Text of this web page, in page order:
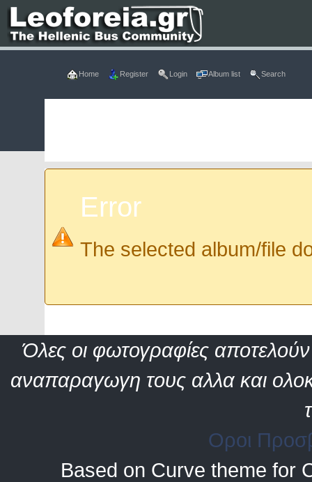
Home Register Login Album list Search
Error
The selected album/file
Όλες οι φωτογραφίες αποτελούν
αναπαραγωγη τους αλλα και
Οροι
Based on Curve theme for